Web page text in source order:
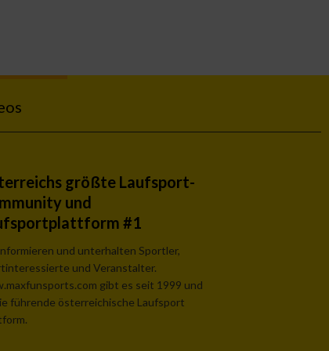
größte Laufsport-
und
#1
und unterhalten Sportler,
und Veranstalter.
gibt es seit 1999 und
führende österreichische Laufsport